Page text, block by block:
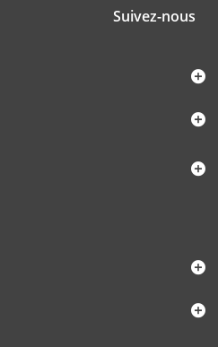
Suivez-nous